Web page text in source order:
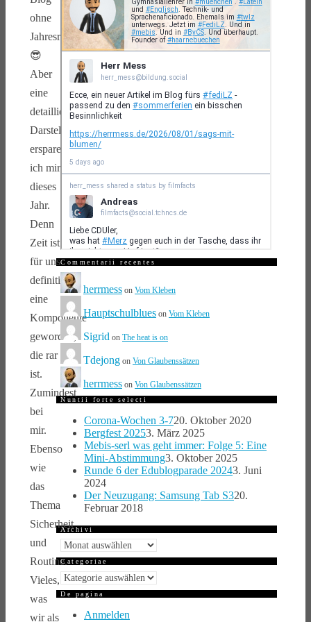
ohne
Jahresrückblick
😎
Aber
eine
detaillierte
Darstellung
erspare
ich mir
dieses
Jahr.
Denn
Zeit ist
für uns
definitiv
eine
Komponente
geworden,
die rar
ist.
Zumindest
bei
mir.
Ebenso
wie
das
Thema
Sicherheit
und
Routine.
Vieles,
was
wir als
Commentarii recentes
herrmess on Vom Kleben
Hauptschulblues on Vom Kleben
Sigrid on The heat is on
Tdejong on Von Glaubenssätzen
herrmess on Von Glaubenssätzen
Nuntii forte selecti
Corona-Wochen 3-720. Oktober 2020
Bergfest 20253. März 2025
Mebis-serl was geht immer: Folge 5: Eine
Mini-Abstimmung3. Oktober 2025
Runde 6 der Edublogparade 20243. Juni
2024
Der Neuzugang: Samsung Tab S320.
Februar 2018
Archivi
Archivi
Categoriae
Categoriae
De pagina
Anmelden